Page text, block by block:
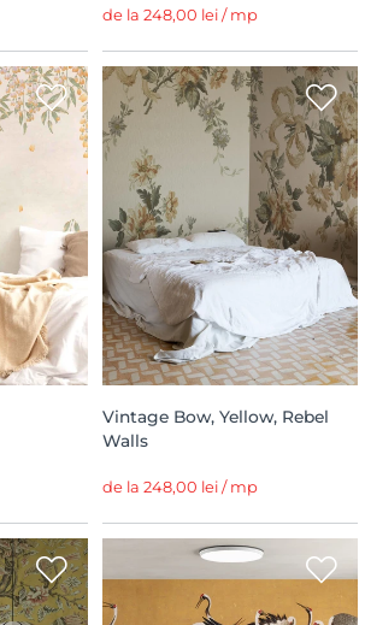
de la 248,00 lei / mp
Vintage Bow, Yellow, Rebel
Walls
de la 248,00 lei / mp